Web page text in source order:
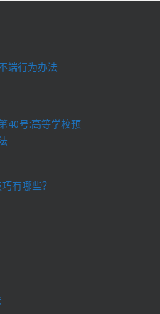
端行为办法
40号:高等学校预
有哪些？